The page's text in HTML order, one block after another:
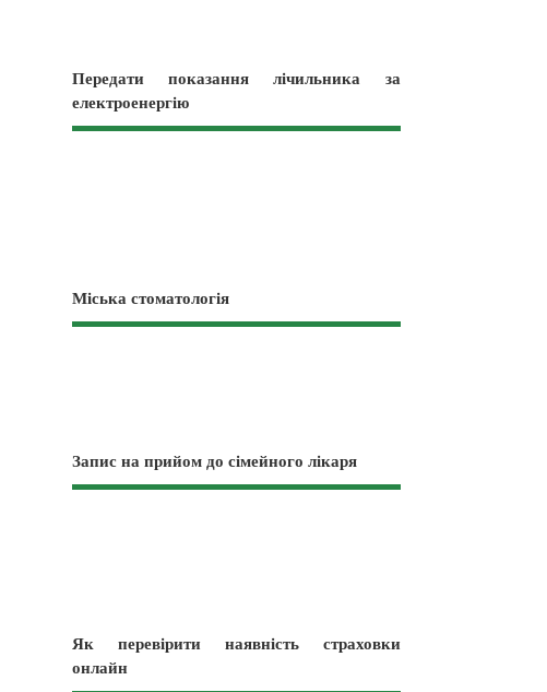
Передати показання лічильника за
електроенергію
Міська стоматологія
Запис на прийом до сімейного лікаря
Як перевірити наявність страховки
онлайн